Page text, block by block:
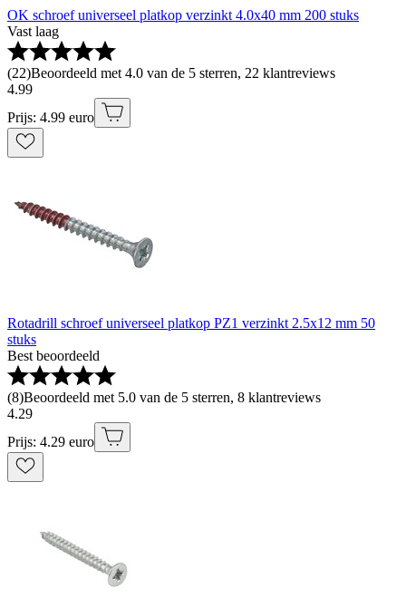
OK schroef universeel platkop verzinkt 4.0x40 mm 200 stuks
Vast laag
(22)Beoordeeld met 4.0 van de 5 sterren, 22 klantreviews
4.99
Prijs: 4.99 euro
Rotadrill schroef universeel platkop PZ1 verzinkt 2.5x12 mm 50
stuks
Best beoordeeld
(8)Beoordeeld met 5.0 van de 5 sterren, 8 klantreviews
4.29
Prijs: 4.29 euro